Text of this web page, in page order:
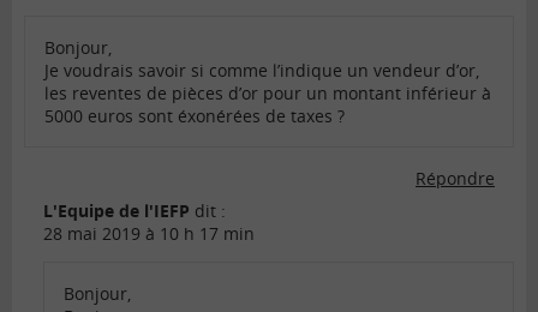
Bonjour,
Je voudrais savoir si comme l’indique un vendeur d’or,
les reventes de pièces d’or pour un montant inférieur à
5000 euros sont éxonérées de taxes ?
Répondre
L'Equipe de l'IEFP dit :
28 mai 2019 à 10 h 17 min
Bonjour,